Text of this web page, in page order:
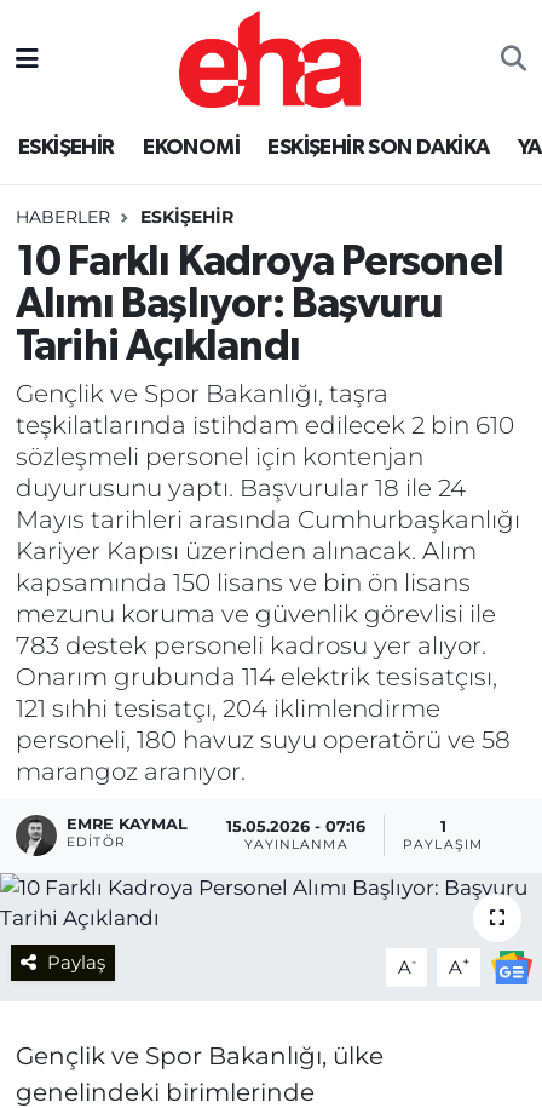
ESKİŞEHİR EKONOMİ ESKİŞEHİR SON DAKİKA
HABERLER ESKİŞEHİR
10 Farklı Kadroya Personel
Alımı Başlıyor: Başvuru
Tarihi Açıklandı
Gençlik ve Spor Bakanlığı, taşra
teşkilatlarında istihdam edilecek 2 bin 610
sözleşmeli personel için kontenjan
duyurusunu yaptı. Başvurular 18 ile 24
Mayıs tarihleri arasında Cumhurbaşkanlığı
Kariyer Kapısı üzerinden alınacak. Alım
kapsamında 150 lisans ve bin ön lisans
mezunu koruma ve güvenlik görevlisi ile
783 destek personeli kadrosu yer alıyor.
Onarım grubunda 114 elektrik tesisatçısı,
121 sıhhi tesisatçı, 204 iklimlendirme
personeli, 180 havuz suyu operatörü ve 58
marangoz aranıyor.
EMRE KAYMAL
EDITÖR
15.05.2026 - 07:16
YAYINLANMA
1
PAYLAŞIM
Paylaş A- A+
Gençlik ve Spor Bakanlığı, ülke
genelindeki birimlerinde